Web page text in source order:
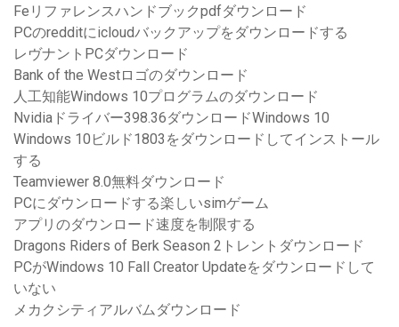
Feリファレンスハンドブックpdfダウンロード
PCのredditにicloudバックアップをダウンロードする
レヴナントPCダウンロード
Bank of the Westロゴのダウンロード
人工知能Windows 10プログラムのダウンロード
Nvidiaドライバー398.36ダウンロードWindows 10
Windows 10ビルド1803をダウンロードしてインストール
する
Teamviewer 8.0無料ダウンロード
PCにダウンロードする楽しいsimゲーム
アプリのダウンロード速度を制限する
Dragons Riders of Berk Season 2トレントダウンロード
PCがWindows 10 Fall Creator Updateをダウンロードして
いない
メカクシティアルバムダウンロード